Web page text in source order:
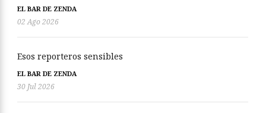
EL BAR DE ZENDA
02 Ago 2026
Esos reporteros sensibles
EL BAR DE ZENDA
30 Jul 2026